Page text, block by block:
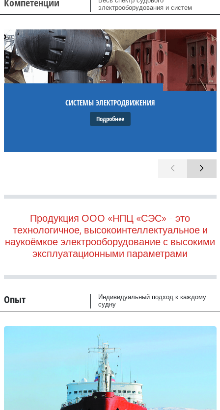
Компетенции
электрооборудования и систем
СИСТЕМЫ ЭЛЕКТРОДВИЖЕНИЯ
Подробнее
Продукция ООО «НПЦ «СЭС» - это
технологичное, высокоинтеллектуальное и
наукоёмкое электрооборудование с высокими
эксплуатационными параметрами
Опыт
Индивидуальный подход к каждому
судну